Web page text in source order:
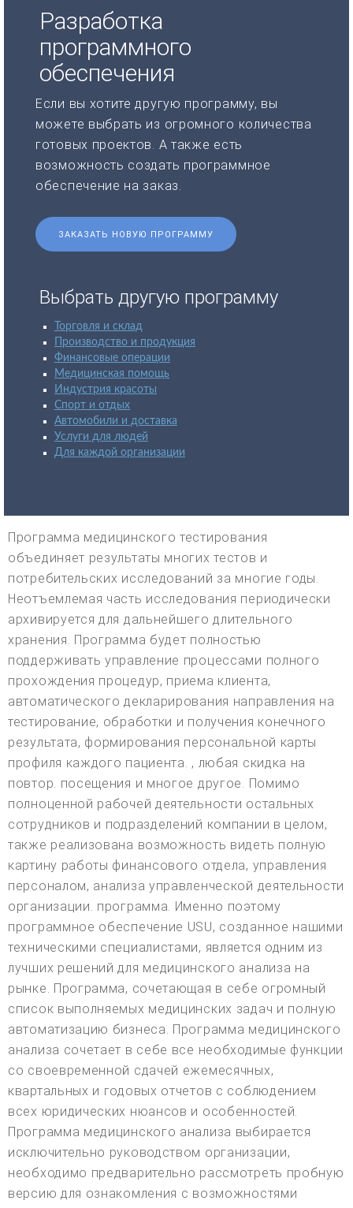
Разработка
программного
обеспечения
Если вы хотите другую программу, вы
можете выбрать из огромного количества
готовых проектов. А также есть
возможность создать программное
обеспечение на заказ.
ЗАКАЗАТЬ НОВУЮ ПРОГРАММУ
Выбрать другую программу
Торговля и склад
Производство и продукция
Финансовые операции
Медицинская помощь
Индустрия красоты
Спорт и отдых
Автомобили и доставка
Услуги для людей
Для каждой организации
Программа медицинского тестирования
объединяет результаты многих тестов и
потребительских исследований за многие годы.
Неотъемлемая часть исследования периодически
архивируется для дальнейшего длительного
хранения. Программа будет полностью
поддерживать управление процессами полного
прохождения процедур, приема клиента,
автоматического декларирования направления на
тестирование, обработки и получения конечного
результата, формирования персональной карты
профиля каждого пациента. , любая скидка на
повтор. посещения и многое другое. Помимо
полноценной рабочей деятельности остальных
сотрудников и подразделений компании в целом,
также реализована возможность видеть полную
картину работы финансового отдела, управления
персоналом, анализа управленческой деятельности
организации. программа. Именно поэтому
программное обеспечение USU, созданное нашими
техническими специалистами, является одним из
лучших решений для медицинского анализа на
рынке. Программа, сочетающая в себе огромный
список выполняемых медицинских задач и полную
автоматизацию бизнеса. Программа медицинского
анализа сочетает в себе все необходимые функции
со своевременной сдачей ежемесячных,
квартальных и годовых отчетов с соблюдением
всех юридических нюансов и особенностей.
Программа медицинского анализа выбирается
исключительно руководством организации,
необходимо предварительно рассмотреть пробную
версию для ознакомления с возможностями